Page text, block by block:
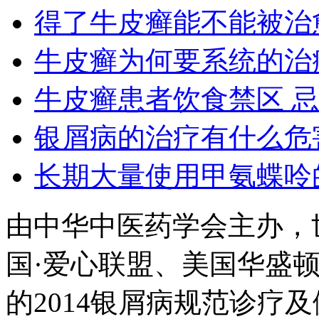
得了牛皮癣能不能被
牛皮癣为何要系统的治
牛皮癣患者饮食禁区
银屑病的治疗有什么危
长期大量使用甲氨蝶
由中华中医药学会主办
国·爱心联盟、美国华盛
的2014银屑病规范诊疗